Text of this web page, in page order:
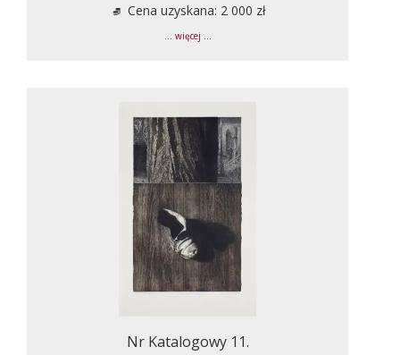
Cena uzyskana: 2 000 zł
... więcej ...
Nr Katalogowy 11.